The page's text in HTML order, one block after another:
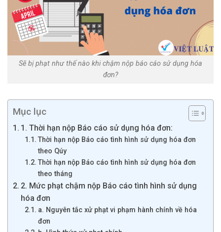
Sẽ bị phạt như thế nào khi chậm nộp báo cáo sử dụng hóa
đơn?
Mục lục
1. Thời hạn nộp Báo cáo sử dụng hóa đơn:
Thời hạn nộp Báo cáo tình hình sử dụng hóa đơn
theo Qúy
Thời hạn nộp Báo cáo tình hình sử dụng hóa đơn
theo tháng
2. Mức phạt chậm nộp Báo cáo tình hình sử dụng
hóa đơn
a. Nguyên tắc xử phạt vi phạm hành chính về hóa
đơn